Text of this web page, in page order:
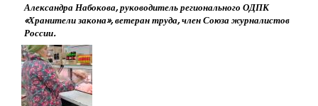
Александра Набокова, руководитель регионального ОДПК
«Хранители закона», ветеран труда, член Союза журналистов
России.